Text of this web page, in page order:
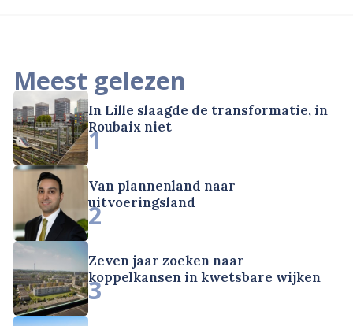
Meest gelezen
In Lille slaagde de transformatie, in
Roubaix niet
1
Van plannenland naar
uitvoeringsland
2
Zeven jaar zoeken naar
koppelkansen in kwetsbare wijken
3